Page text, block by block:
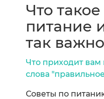
Что
питание
так важно
Что приходит вам
слова
Советы по